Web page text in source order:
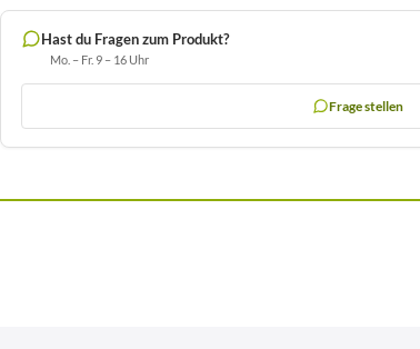
Hast du Fragen zum Produkt?
Mo. – Fr. 9 – 16 Uhr
Frage stellen